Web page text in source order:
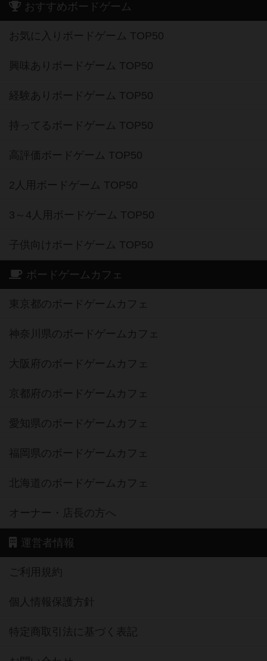
おすすめボードゲーム
お気に入りボードゲーム TOP50
興味ありボードゲーム TOP50
経験ありボードゲーム TOP50
持ってるボードゲーム TOP50
高評価ボードゲーム TOP50
2人用ボードゲーム TOP50
3～4人用ボードゲーム TOP50
子供向けボードゲーム TOP50
ボードゲームカフェ
東京都のボードゲームカフェ
神奈川県のボードゲームカフェ
大阪府のボードゲームカフェ
京都府のボードゲームカフェ
愛知県のボードゲームカフェ
福岡県のボードゲームカフェ
北海道のボードゲームカフェ
オーナー・店長の方へ
運営者情報
ご利用規約
個人情報保護方針
特定商取引法に基づく表記